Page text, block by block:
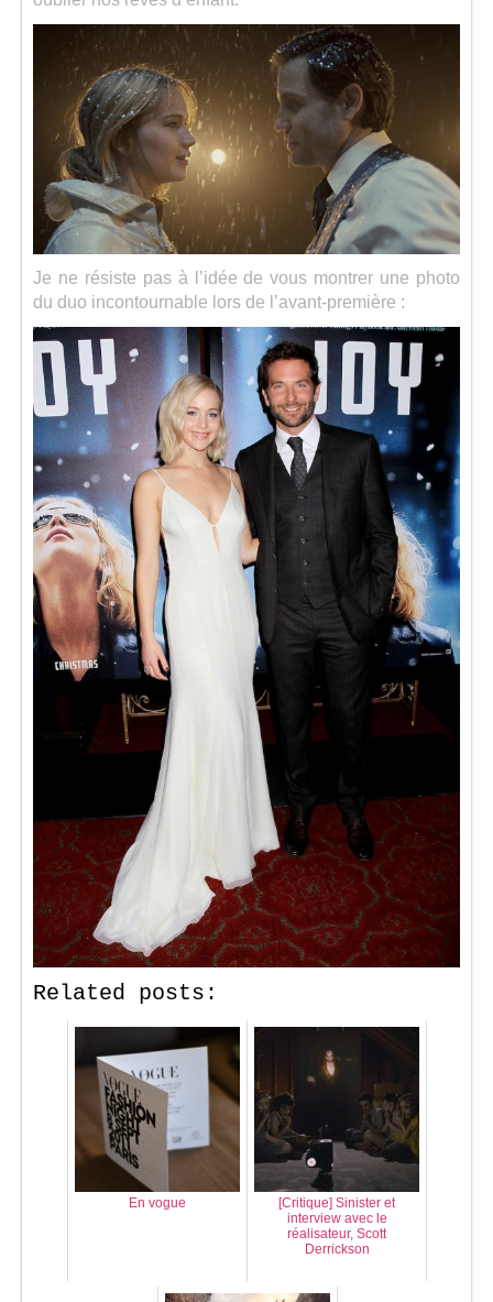
Je ne résiste pas à l’idée de vous montrer une photo
du duo incontournable lors de l’avant-première :
Related posts:
En vogue
[Critique] Sinister et
interview avec le
réalisateur, Scott
Derrickson